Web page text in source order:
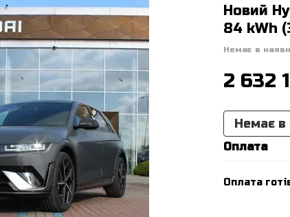
Новий
84 kWh
Немає в
2 632
Немає в
Оплата
Оплата